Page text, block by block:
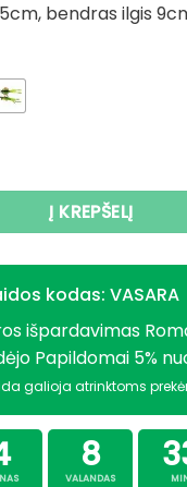
bendras ilgis
Vibracinė +
Į KREPŠELĮ
kodas: VASARA
išpardavimas
Papildomai 5%
galioja atrinktoms
8
VALANDAS